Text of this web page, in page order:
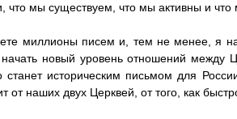
что мы существуем, что мы активны и что
миллионы писем и, тем не менее, я
новый уровень отношений между
историческим письмом для
от наших двух Церквей, от того, как